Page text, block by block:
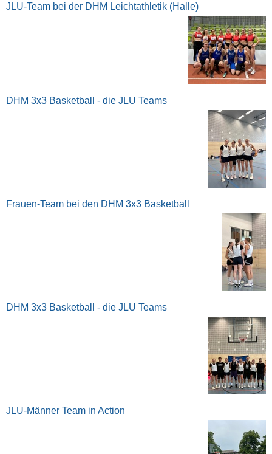
JLU-Team bei der DHM Leichtathletik (Halle)
DHM 3x3 Basketball - die JLU Teams
Frauen-Team bei den DHM 3x3 Basketball
DHM 3x3 Basketball - die JLU Teams
JLU-Männer Team in Action